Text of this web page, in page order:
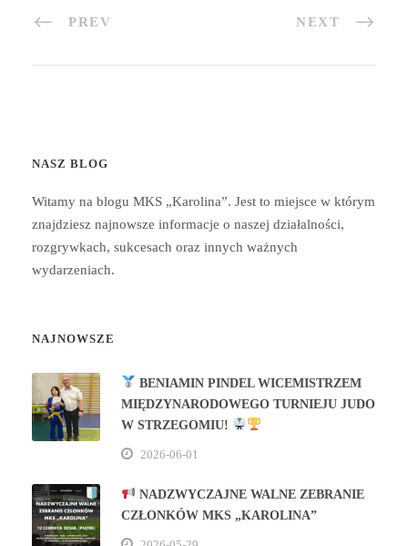
PREV NEXT
NASZ BLOG
Witamy na blogu MKS „Karolina”. Jest to miejsce w którym
znajdziesz najnowsze informacje o naszej działalności,
rozgrywkach, sukcesach oraz innych ważnych
wydarzeniach.
NAJNOWSZE
BENIAMIN PINDEL WICEMISTRZEM
MIĘDZYNARODOWEGO TURNIEJU JUDO
W STRZEGOMIU!
2026-06-01
NADZWYCZAJNE WALNE ZEBRANIE
CZŁONKÓW MKS „KAROLINA”